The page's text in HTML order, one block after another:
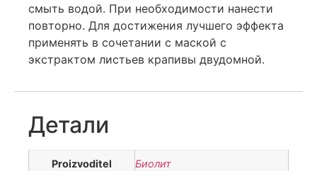
смыть водой. При необходимости нанести
повторно. Для достижения лучшего эффекта
применять в сочетании с маской с
экстрактом листьев крапивы двудомной.
Детали
Proizvoditel Биолит